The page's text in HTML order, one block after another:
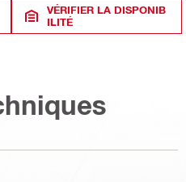
VÉRIFIER LA DISPONIB
ILITÉ